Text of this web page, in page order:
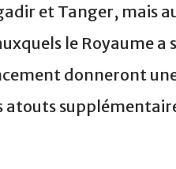
et Tanger, mais
le Royaume a
donneront